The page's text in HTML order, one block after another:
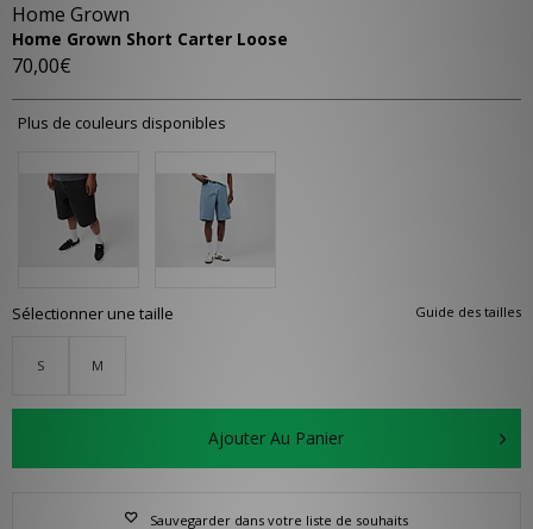
Home Grown
Home Grown Short Carter Loose
70,00€
Plus de couleurs disponibles
Guide des tailles
Sélectionner une taille
S M
Ajouter Au Panier
Sauvegarder dans votre liste de souhaits